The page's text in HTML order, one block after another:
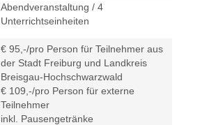
Abendveranstaltung / 4
Unterrichtseinheiten
€ 95,-/pro Person für Teilnehmer aus
der Stadt Freiburg und Landkreis
Breisgau-Hochschwarzwald
€ 109,-/pro Person für externe
Teilnehmer
inkl. Pausengetränke